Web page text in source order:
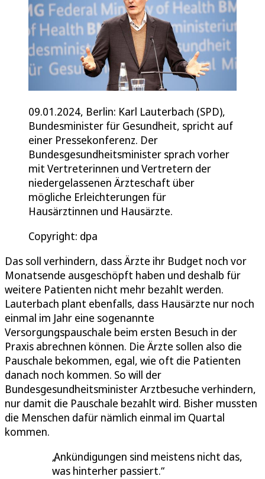
09.01.2024, Berlin: Karl Lauterbach (SPD),
Bundesminister für Gesundheit, spricht auf
einer Pressekonferenz. Der
Bundesgesundheitsminister sprach vorher
mit Vertreterinnen und Vertretern der
niedergelassenen Ärzteschaft über
mögliche Erleichterungen für
Hausärztinnen und Hausärzte.
Copyright: dpa
Das soll verhindern, dass Ärzte ihr Budget noch vor
Monatsende ausgeschöpft haben und deshalb für
weitere Patienten nicht mehr bezahlt werden.
Lauterbach plant ebenfalls, dass Hausärzte nur noch
einmal im Jahr eine sogenannte
Versorgungspauschale beim ersten Besuch in der
Praxis abrechnen können. Die Ärzte sollen also die
Pauschale bekommen, egal, wie oft die Patienten
danach noch kommen. So will der
Bundesgesundheitsminister Arztbesuche verhindern,
nur damit die Pauschale bezahlt wird. Bisher mussten
die Menschen dafür nämlich einmal im Quartal
kommen.
Ankündigungen sind meistens nicht das,
was hinterher passiert.